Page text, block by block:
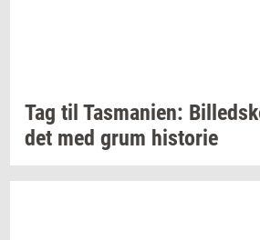
Tag til Tas­ma­ni­en:
det med grum hi­sto­rie